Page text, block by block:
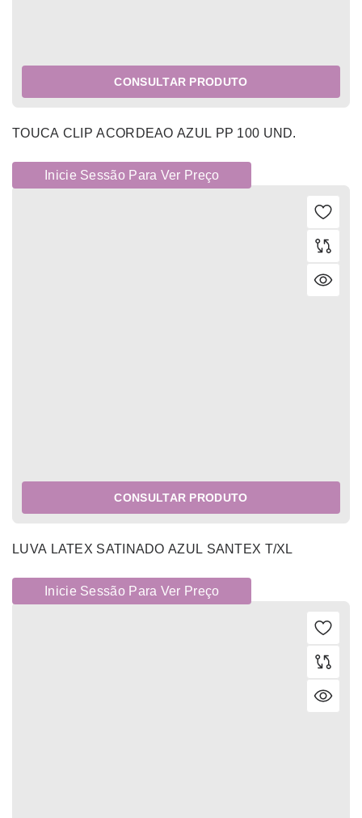
CONSULTAR PRODUTO
TOUCA CLIP ACORDEAO AZUL PP 100 UND.
Inicie Sessão Para Ver Preço
CONSULTAR PRODUTO
LUVA LATEX SATINADO AZUL SANTEX T/XL
Inicie Sessão Para Ver Preço